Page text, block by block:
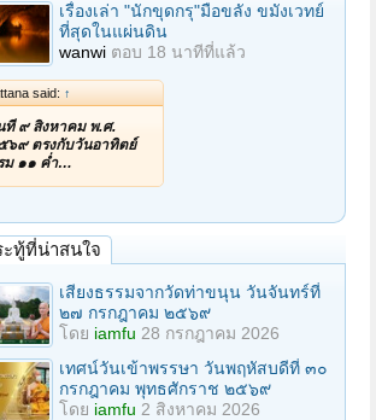
เรื่องเล่า "นักขุดกรุ"มือขลัง ขมังเวทย์
ที่สุดในแผ่นดิน
wanwi ตอบ 18 นาทีที่แล้ว
said: ↑
ที่ ๙ สิงหาคม พ.ศ.
๖๙ ตรงกับวันอาทิตย์
ม ๑๑ ค่ำ…
ะทู้ที่น่าสนใจ
เสียงธรรมจากวัดท่าขนุน วันจันทร์ที่
๒๗ กรกฎาคม ๒๕๖๙
โดย iamfu 28 กรกฎาคม 2026
เทศน์วันเข้าพรรษา วันพฤหัสบดีที่ ๓๐
กรกฎาคม พุทธศักราช ๒๕๖๙
โดย iamfu 2 สิงหาคม 2026